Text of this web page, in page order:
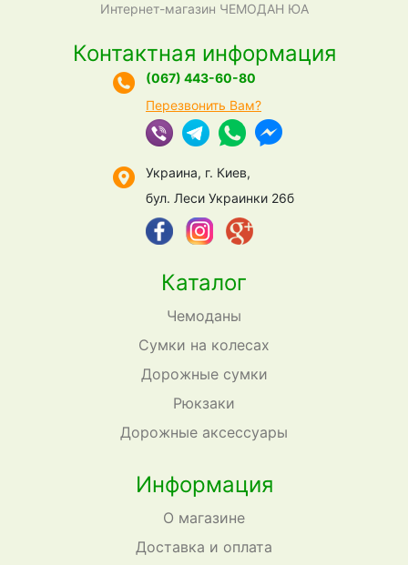
Интернет-магазин ЧЕМОДАН ЮА
Каталог
Чемоданы
Сумки на колесах
Дорожные сумки
Рюкзаки
Дорожные аксессуары
Информация
О магазине
Доставка и оплата
Контактная информация
(067) 443-60-80
Перезвонить Вам?
Украина, г. Киев,
бул. Леси Украинки 26б